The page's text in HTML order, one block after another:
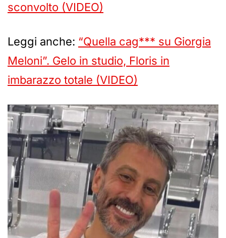
sconvolto (VIDEO)
Leggi anche: “Quella cag*** su Giorgia
Meloni”. Gelo in studio, Floris in
imbarazzo totale (VIDEO)